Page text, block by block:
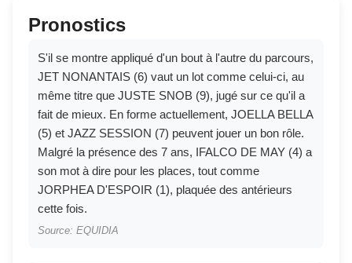
Pronostics
S'il se montre appliqué d'un bout à l'autre du parcours,
JET NONANTAIS (6) vaut un lot comme celui-ci, au
même titre que JUSTE SNOB (9), jugé sur ce qu'il a
fait de mieux. En forme actuellement, JOELLA BELLA
(5) et JAZZ SESSION (7) peuvent jouer un bon rôle.
Malgré la présence des 7 ans, IFALCO DE MAY (4) a
son mot à dire pour les places, tout comme
JORPHEA D'ESPOIR (1), plaquée des antérieurs
cette fois.
Source: EQUIDIA